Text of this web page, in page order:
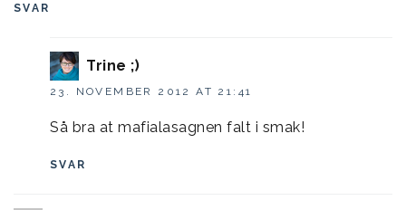
SVAR
Trine ;)
23. NOVEMBER 2012 AT 21:41
Så bra at mafialasagnen falt i smak!
SVAR